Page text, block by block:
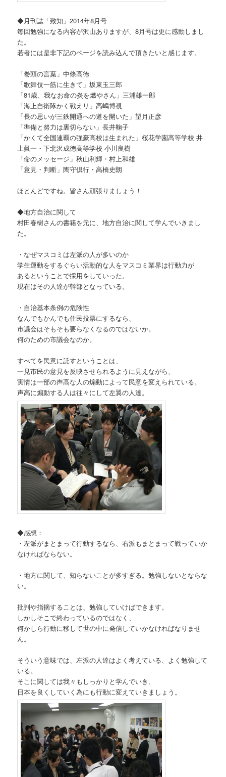
◆月刊誌「致知」2014年8月号
毎回勉強になる内容が沢山ありますが、8月号は更に感動しまし
た。
若者には是非下記のページを読み込んで頂きたいと感じます。
「巻頭の言葉」中條高徳
「歌舞伎一筋に生きて」坂東玉三郎
「81歳、我なお命の炎を燃やさん」三浦雄一郎
「海上自衛隊かく戦えリ」高嶋博視
「長の思いが三鉄開通への道を開いた」望月正彦
「準備と努力は裏切らない」長井鞠子
「かくて全国連覇の強豪高校は生まれた」桜花学園高等学校 井
上眞一・下北沢成徳高等学校 小川良樹
「命のメッセージ」秋山利輝・村上和雄
「意見・判断」陶守倶行・高橋史朗
ほとんどですね。皆さん頑張りましょう！
◆地方自治に関して
村田春樹さんの書籍を元に、地方自治に関して学んでいきまし
た。
・なぜマスコミは左派の人が多いのか
学生運動をするぐらい活動的な人をマスコミ業界は行動力が
あるということで採用をしていった。
現在はその人達が幹部となっている。
・自治基本条例の危険性
なんでもかんでも住民投票にするなら、
市議会はそもそも要らなくなるのではないか。
何のための市議会なのか。
すべてを民意に託すということは、
一見市民の意見を反映させられるように見えながら、
実情は一部の声高な人の煽動によって民意を変えられている。
声高に煽動する人は往々にして左翼の人達。
◆感想：
・左派がまとまって行動するなら、右派もまとまって戦っていか
なければならない。
・地方に関して、知らないことが多すぎる。勉強しないとならな
い。
批判や指摘することは、勉強していけばできます。
しかしそこで終わっているのではなく、
何かしら行動に移して世の中に発信していかなければなりませ
ん。
そういう意味では、左派の人達はよく考えている、よく勉強して
いる。
そこに関しては我々もしっかりと学んでいき、
日本を良くしていく為にも行動に変えていきましょう。